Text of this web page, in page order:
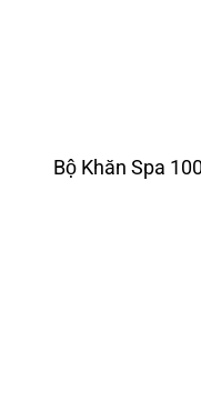
Bộ Khăn Spa